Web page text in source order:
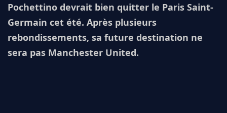
Pochettino devrait bien quitter le Paris Saint-
Germain cet été. Après plusieurs
rebondissements, sa future destination ne
sera pas Manchester United.